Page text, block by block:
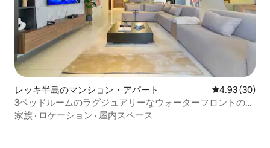
レッキ半島のマンション・アパート レビュー30
4.93 (30)
3ベッドルームのラグジュアリーなウォーターフロントの楽
園
家族 · ロケーション · 屋内スペース